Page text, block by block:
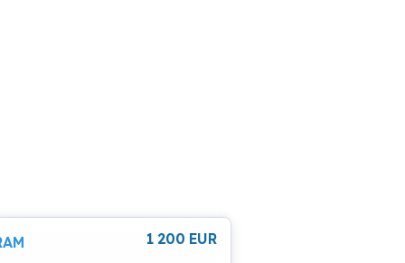
1 200 EUR